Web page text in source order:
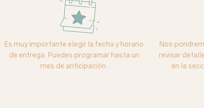
Es muy importante elegir la fecha y horario
de entrega. Puedes programar hasta un
mes de anticipación.
Nos
revisar
en la